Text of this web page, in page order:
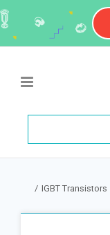
IGBT Transistors
/